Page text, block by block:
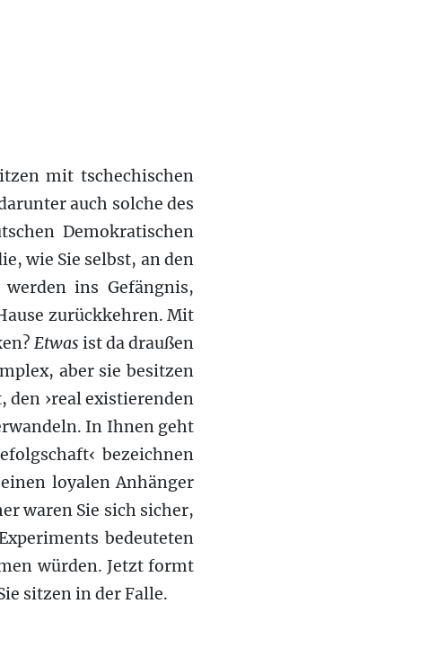
mit tschechischen
auch solche des
Demokratischen
wie Sie selbst, an den
ins Gefängnis,
zurückkehren. Mit
Etwas ist da draußen
aber sie besitzen
den ›real existierenden
In Ihnen geht
bezeichnen
loyalen Anhänger
waren Sie sich sicher,
bedeuteten
würden. Jetzt formt
sitzen in der Falle.